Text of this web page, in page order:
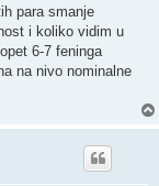
para smanje
i koliko vidim u
6-7 feninga
na nivo nominalne